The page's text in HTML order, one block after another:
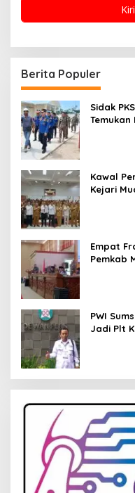
Berita Populer
Sidak
Kawal
Kejari
Empat
Pemkab
PWI
Jadi Plt